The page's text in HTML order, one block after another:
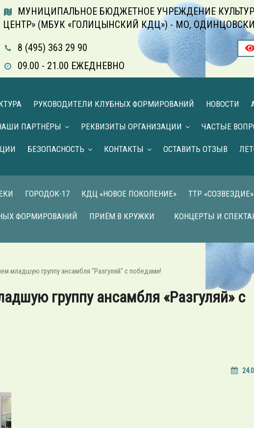
МУНИЦИПАЛЬНОЕ БЮДЖЕТНОЕ УЧРЕЖДЕНИЕ
ЦЕНТР» (МБУК «ГОЛИЦЫНСКИЙ КДЦ») - МО,
8 (495) 363 29 90
09.00 - 21.00 ЕЖЕДНЕВНО
РУКОВОДИТЕЛИ КЛУБНЫХ ФОРМИРОВАНИЙ НОВОСТИ
ПАРТНЁРЫ РЕКВИЗИТЫ ОРГАНИЗАЦИИ ЧАСТЫЕ
БЕЗОПАСНОСТЬ КОНТАКТЫ ОСТАВИТЬ ОТЗЫВ
ГОРОДОК-17 КДЦ «НОВОЕ ПОКОЛЕНИЕ» ТТР «СОЗВЕЗДИЕ»
ФОРМИРОВАНИЙ ПРИЁМ В КРУЖКИ КОНЦЕРТЫ И
младшую группу ансамбля "Разгуляй" с победами!
группу ансамбля «Разгуляй» с